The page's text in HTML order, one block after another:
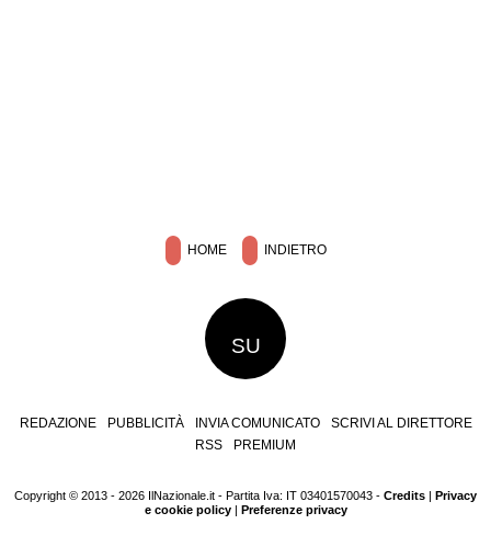
HOME INDIETRO
SU
REDAZIONE PUBBLICITÀ INVIA COMUNICATO
SCRIVI AL DIRETTORE
RSS
PREMIUM
Copyright © 2013 - 2026 IlNazionale.it - Partita Iva: IT 03401570043 - Credits | Privacy
e cookie policy| Preferenze privacy